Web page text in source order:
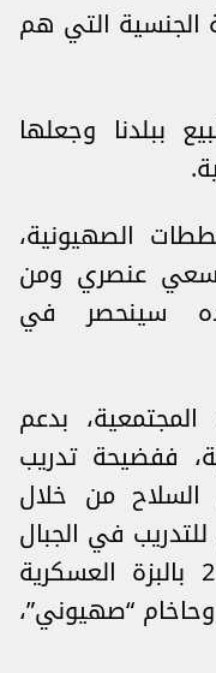
الجنسية التي هم
ببلدنا وجعلها
الصهيونية،
عنصري ومن
سينحصر في
بدعم
ففضيحة تدريب
من خلال
في الجبال
القريبة من بومية سنة 2017 بالبزة العسكرية
“صهيوني”،